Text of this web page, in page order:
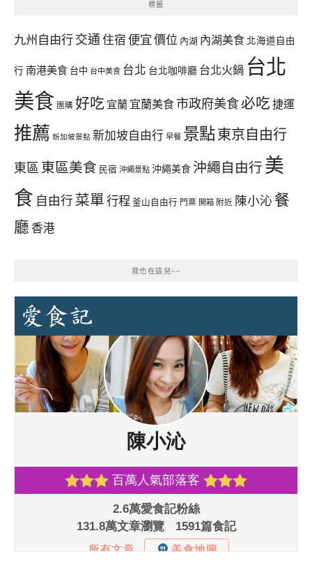
標籤
九州自由行 交通 住宿 便宜 價位 內湖 內湖美食 北海道自由
行 南港美食 台中 台中美食 台北 台北咖啡廳 台北火鍋 台北
美食 團購 好吃 宜蘭 宜蘭美食 市政府美食必吃 捷運
推薦 新加坡景點 新加坡自由行 早餐 景點東京自由行
東區 東區美食 民宿 沖繩景點 沖繩美食 沖繩自由行 美
食 自由行 菜單 行程 釜山自由行 門票 開箱 附近 陳小沁 餐
廳 香港
我也在這兒~~